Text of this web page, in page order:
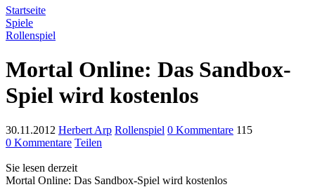
Startseite
Spiele
Rollenspiel
Mortal Online: Das Sandbox-
Spiel wird kostenlos
30.11.2012 Herbert Arp Rollenspiel 0 Kommentare 115
0 Kommentare Teilen
Sie lesen derzeit
Mortal Online: Das Sandbox-Spiel wird kostenlos